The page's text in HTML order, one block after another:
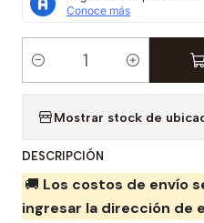
d
a
Mostrar stock de
DESCRIPCIÓN
🚚 Los costos de envío
ingresar la dirección de